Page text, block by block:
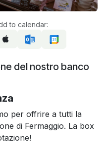
to calendar:
del nostro banco
per offrire a tutti la
di Fermaggio. La box